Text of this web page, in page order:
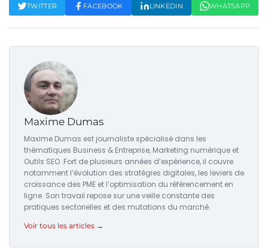
TWITTER FACEBOOK LINKEDIN WHATSAPP
Maxime Dumas
Maxime Dumas est journaliste spécialisé dans les
thématiques Business & Entreprise, Marketing numérique et
Outils SEO. Fort de plusieurs années d’expérience, il couvre
notamment l’évolution des stratégies digitales, les leviers de
croissance des PME et l’optimisation du référencement en
ligne. Son travail repose sur une veille constante des
pratiques sectorielles et des mutations du marché.
Voir tous les articles →